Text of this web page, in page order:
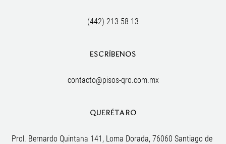
(442) 213 58 13
ESCRÍBENOS
contacto@pisos-qro.com.mx
QUERÉTARO
Prol. Bernardo Quintana 141, Loma Dorada, 76060 Santiago de